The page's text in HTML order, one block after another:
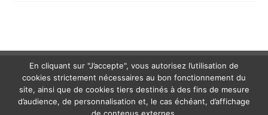
En cliquant sur "J’accepte", vous autorisez l’utilisation de
cookies strictement nécessaires au bon fonctionnement du
site, ainsi que de cookies tiers destinés à des fins de mesure
d’audience, de personnalisation et, le cas échéant, d’affichage